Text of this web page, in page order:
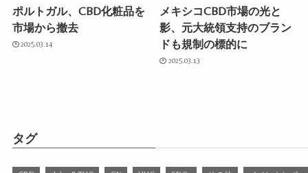
ポルトガル、CBD化粧品を
市場から撤去
2025.03.14
メキシコCBD市場の光と
影、元大統領支持のブラン
ドも規制の標的に
2025.03.13
タグ